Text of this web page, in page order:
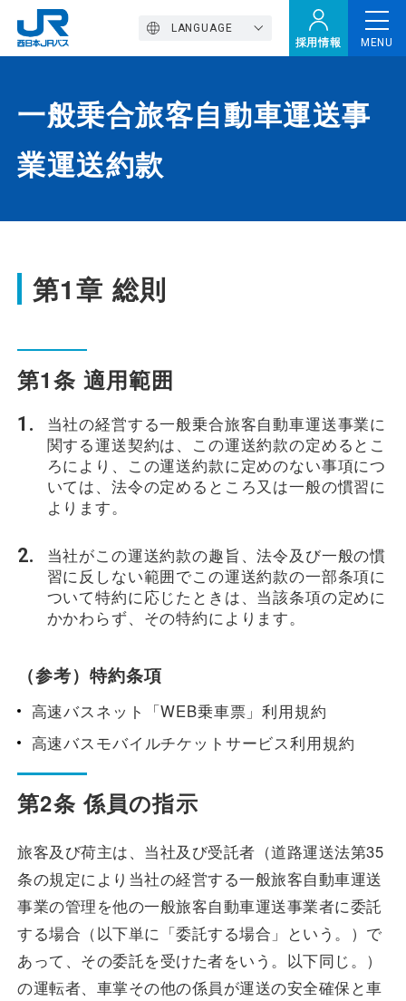
採用情報
LANGUAGE
MENU
トップページ
西バスの魅力
定期観光バス
おトクなきっぷ特集
一般路線バス
貸切バス
関連事業
お知らせ
お問い合わせ・Q&A
安全安心への
一般乗合旅客自動車運送事
業運送約款
第1章 総則
第1条 適用範囲
当社の経営する一般乗合旅客自動車運送事業に
関する運送契約は、この運送約款の定めるとこ
ろにより、この運送約款に定めのない事項につ
いては、法令の定めるところ又は一般の慣習に
よります。
当社がこの運送約款の趣旨、法令及び一般の慣
習に反しない範囲でこの運送約款の一部条項に
ついて特約に応じたときは、当該条項の定めに
かかわらず、その特約によります。
（参考）特約条項
高速バスネット「WEB乗車票」利用規約
高速バスモバイルチケットサービス利用規約
第2条 係員の指示
旅客及び荷主は、当社及び受託者（道路運送法第35
条の規定により当社の経営する一般旅客自動車運送
事業の管理を他の一般旅客自動車運送事業者に委託
する場合（以下単に「委託する場合」という。）で
あって、その委託を受けた者をいう。以下同じ。）
の運転者、車掌その他の係員が運送の安全確保と車